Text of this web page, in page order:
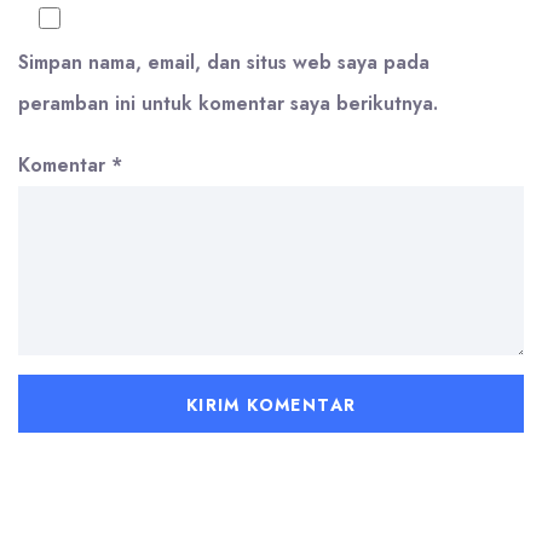
Simpan nama, email, dan situs web saya pada
peramban ini untuk komentar saya berikutnya.
Komentar *